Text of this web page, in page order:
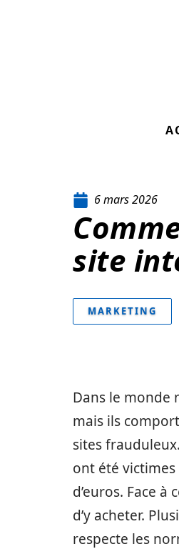
6 mars 2026
site
MARKETING
Dans le monde
mais ils
sites
ont été
d’euros. Face
d’y acheter.
respecte les